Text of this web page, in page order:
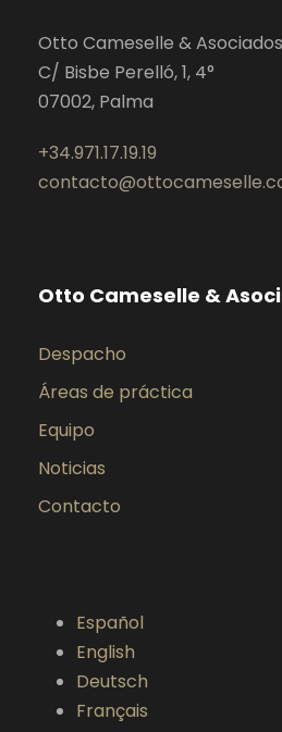
Otto Cameselle & Asociados
C/ Bisbe Perelló, 1, 4°
07002, Palma
+34.971.17.19.19
Otto Cameselle &
Despacho
Áreas de práctica
Equipo
Noticias
Contacto
Español
English
Deutsch
Français